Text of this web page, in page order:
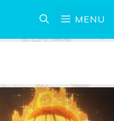
MENU